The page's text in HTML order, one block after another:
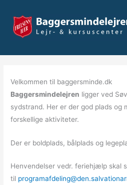
indholdet
Velkommen til baggersminde.dk
Baggersmindelejren ligger ved
sydstrand. Her er der god plads og
forskellige aktiviteter.
Der er boldplads, bålplads og
Henvendelser vedr. feriehjælp skal
til